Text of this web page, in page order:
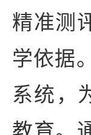
精准测
学依据
系统‌，